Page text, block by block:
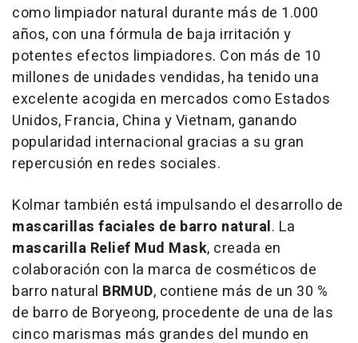
como limpiador natural durante más de 1.000
años, con una fórmula de baja irritación y
potentes efectos limpiadores. Con más de 10
millones de unidades vendidas, ha tenido una
excelente acogida en mercados como Estados
Unidos, Francia, China yVietnam, ganando
popularidad internacional gracias a su gran
repercusión en redes sociales.
Kolmar también está impulsando el desarrollo de
mascarillas faciales de barro natural. La
mascarilla Relief Mud Mask, creada en
colaboración con la marca de cosméticos de
barro natural BRMUD, contiene más de un 30 %
de barro de Boryeong, procedente de una de las
cinco marismas más grandes del mundo en